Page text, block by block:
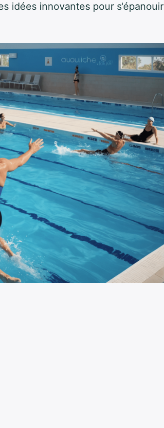
idées innovantes pour s’épanouir